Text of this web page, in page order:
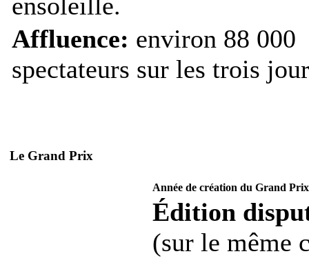
Affluence: environ 88 000
spectateurs sur les trois
Le Grand Prix
Année de création du Grand
Édition
(sur le même